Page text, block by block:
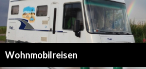
Wohnmobilreisen